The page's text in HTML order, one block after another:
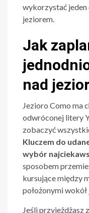
wykorzystać
jeziorem.
Jak
nad
Jezioro Como ma
odwróconej litery
zobaczyć
Kluczem do
wybór
sposobem
kursujące między
położonymi
Jeśli przyjeżdżasz